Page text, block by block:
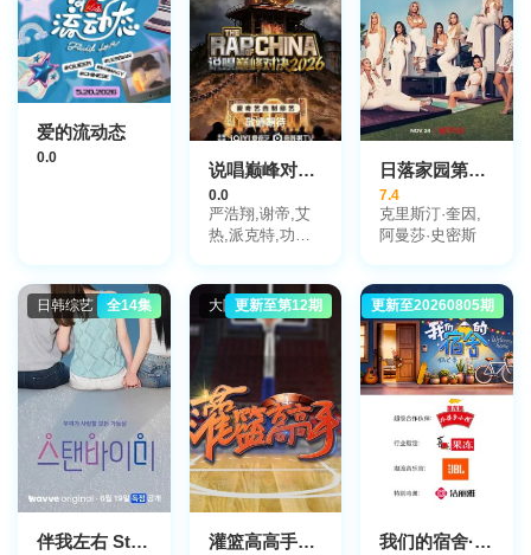
爱的流动态
0.0
说唱巅峰对决2026
0.0
严浩翔,谢帝,艾
热,派克特,功夫
力,李斯丹妮,布
瑞吉,翁杰,黄旭,
杨博睿,吴嘉轩,
白景屹,贰万,孙
旸,李大奔,徐赢,
郭颖
日落家园第四季
7.4
克里斯汀·奎因,
阿曼莎·史密斯
日韩综艺 全14集
伴我左右 Stand BI Me
大陆综艺更新至第12期
灌篮高高手第一季
大陆综艺
更新至20260805期
我们的宿舍·归心季